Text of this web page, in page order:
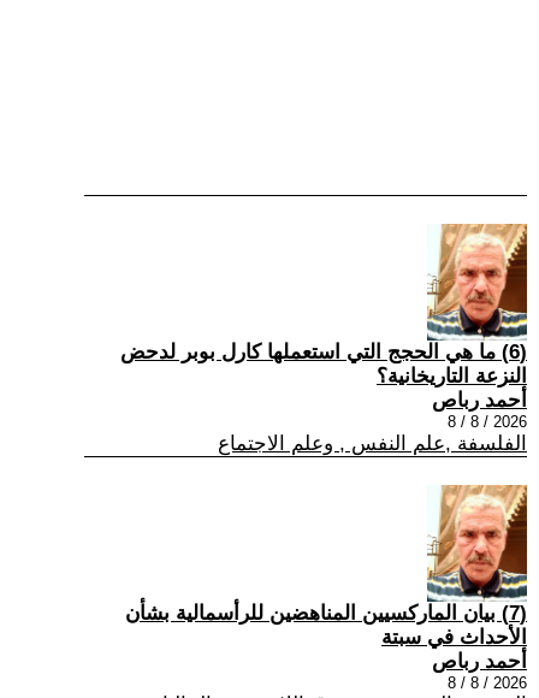
(6) ما هي الحجج التي استعملها كارل بوبر لدحض
النزعة التاريخانية؟
أحمد رباص
2026 / 8 / 8
الفلسفة ,علم النفس , وعلم الاجتماع
(7) بيان الماركسيين المناهضين للرأسمالية بشأن
الأحداث في سبتة
أحمد رباص
2026 / 8 / 8